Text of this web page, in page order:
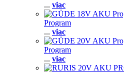
... viac
Program
... viac
Program
... viac